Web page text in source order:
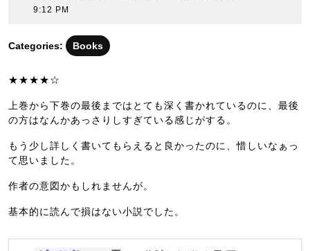
月
22
9:12 PM
Categories: Books
★★★★☆
上巻から下巻の最後まではとても深く書かれているのに、最後
の方はなんかあっさりしすぎている感じがする。
もう少し詳しく書いてもらえると良かったのに、惜しいなぁっ
て思いました。
作者の意図かもしれませんが。
基本的に読んで損はない小説でした。